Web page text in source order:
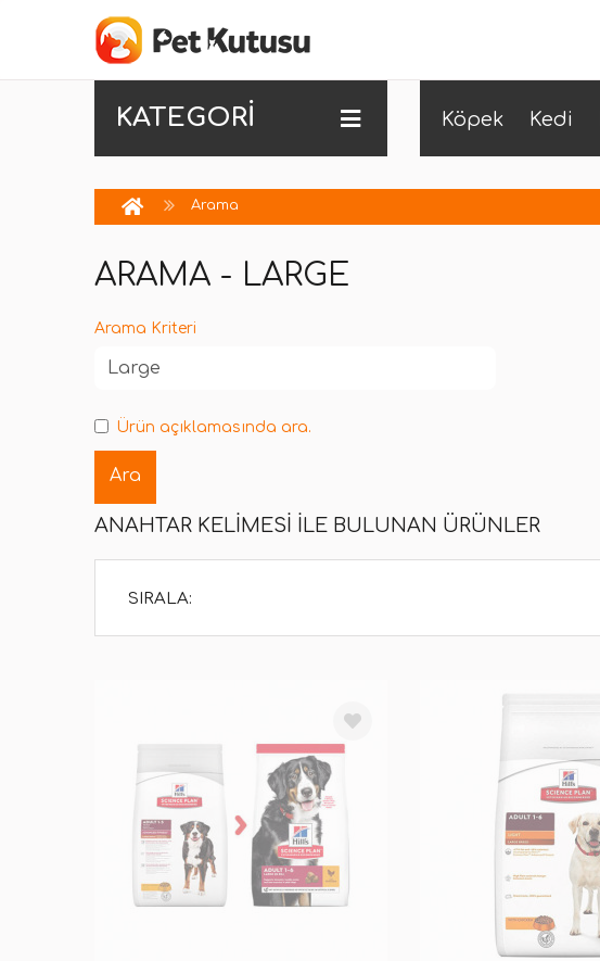
KATEGORİ Köpek Kedi
Arama
ARAMA - LARGE
Arama Kriteri
Ürün açıklamasında ara.
ANAHTAR KELIMESI ILE BULUNAN ÜRÜNLER
SIRALA: